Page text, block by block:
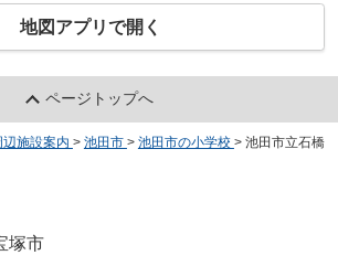
地図アプリで開く
ページトップへ
辺施設案内 > 池田市 > 池田市の小学校 > 池田市立石橋
塚市